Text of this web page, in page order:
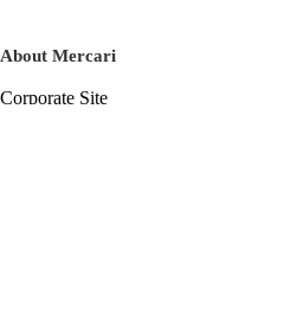
About Mercari
Corporate Site